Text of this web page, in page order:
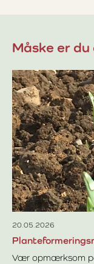
Måske er
20.05.2026
Vær opmærksom